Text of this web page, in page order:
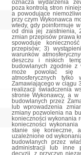
oznacza wydarzenia
poza kontrolą stron
a powodujące
przy czym Wykonawca
wtedy, gdy poinformuje
od dnia jej zaistnienia,
zmian przepisów prawa
spowoduje
przepisów; 3)
warunków
deszczu i niskich
budowlanych zgodnie z
może powołać się
atmosferycznych
Zamawiającego w ciągu
realizacji świadczenia
stronie Wykonawcy, a
budowlanych przez
lub wprowadzenia
zmiany pozwolenia na
konieczności wykonania
konieczności
stanie się konieczne,
uzależnione od
budowlanych przez
administracji lub inne
decyzji, z przyczyn